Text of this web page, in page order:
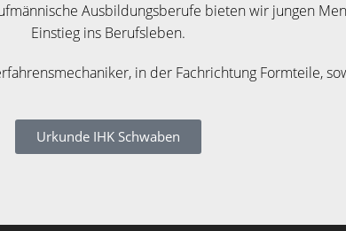
Ausbildungsberufe bieten wir jungen
Einstieg ins Berufsleben.
in der Fachrichtung Formteile,
Urkunde IHK Schwaben